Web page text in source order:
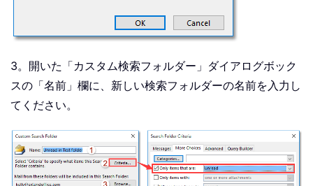
3。開いた「カスタム検索フォルダー」ダイアログボック
スの「名前」欄に、新しい検索フォルダーの名前を入力し
てください。